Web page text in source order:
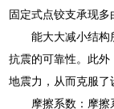
固定式点铰支承现多
能大大减小结构
抗震的可靠性。此
地震力，从而克服
摩擦系数：摩